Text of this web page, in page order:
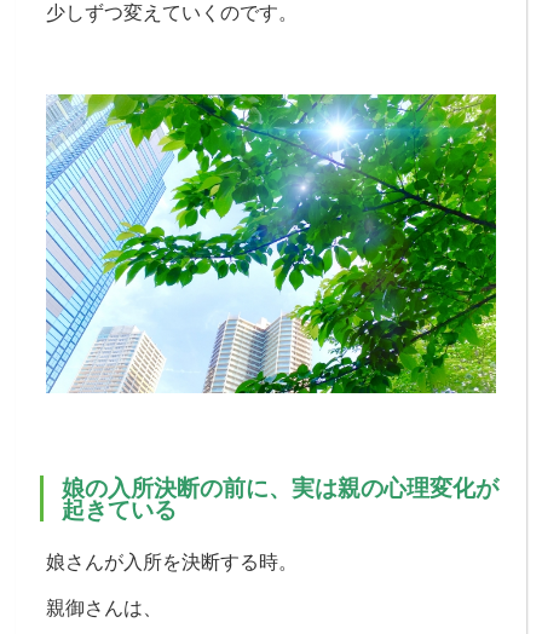
少しずつ変えていくのです。
娘の入所決断の前に、実は親の心理変化が
起きている
娘さんが入所を決断する時。
親御さんは、